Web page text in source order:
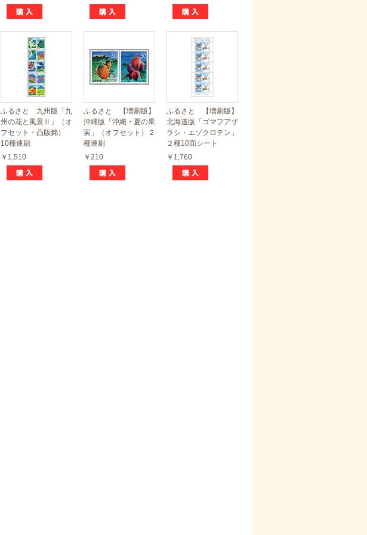
ふるさと 九州版「九
州の花と風景Ⅱ」（オ
フセット・凸版銘）
10種連刷
￥1,510
ふるさと 【増刷版】
沖縄版「沖縄・夏の果
実」（オフセット）２
種連刷
￥210
ふるさと 【増刷版】
北海道版「ゴマフアザ
ラシ・エゾクロテン」
２種10面シート
￥1,760